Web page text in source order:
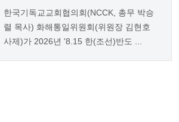
한국기독교교회협의회(NCCK, 총무 박승
렬 목사) 화해통일위원회(위원장 김현호
사제)가 2026년 '8.15 한(조선)반도 ...